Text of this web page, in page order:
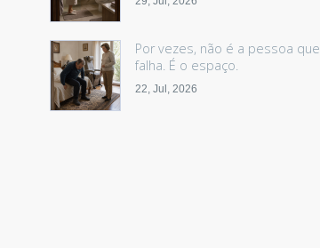
Por vezes, não é a pessoa que
falha. É o espaço.
22, Jul, 2026